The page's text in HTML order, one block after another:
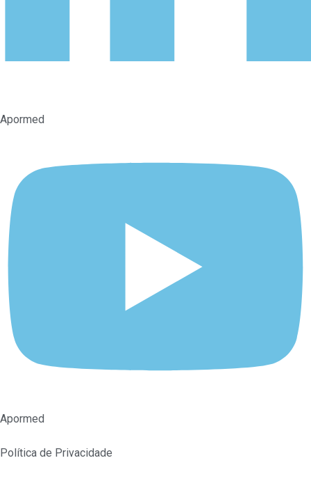
Apormed
Apormed
Política de Privacidade